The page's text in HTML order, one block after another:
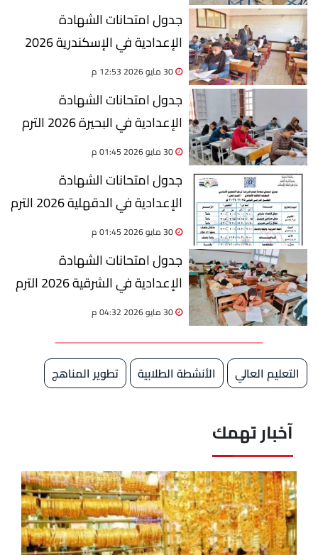
جدول امتحانات الشهادة
الإعدادية في الإسكندرية 2026
الترم الثاني
30 مايو 2026 12:53 م
جدول امتحانات الشهادة
الإعدادية في البحيرة 2026 الترم
الثاني
30 مايو 2026 01:45 م
جدول امتحانات الشهادة
الإعدادية في الدقهلية 2026 الترم
الثاني
30 مايو 2026 01:45 م
جدول امتحانات الشهادة
الإعدادية في الشرقية 2026 الترم
الثاني
30 مايو 2026 04:32 م
التعليم العالي الأنشطة الطلابية تطوير المناهج
آخبار تهمك